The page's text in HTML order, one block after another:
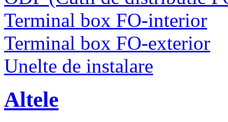
Terminal box FO-interior
Terminal box FO-exterior
Unelte de instalare
Altele